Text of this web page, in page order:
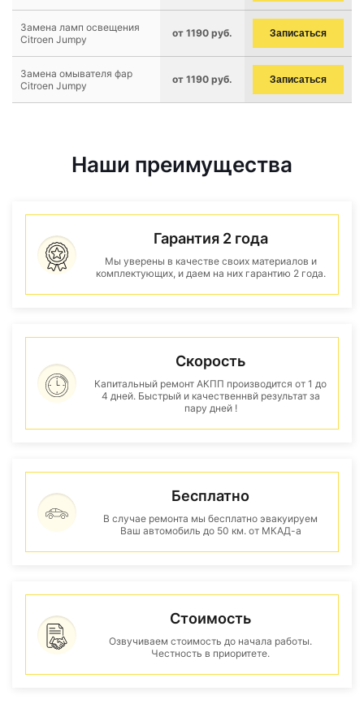
Замена ламп освещения
Citroen Jumpy
от 1190 руб. Записаться
Замена омывателя фар
Citroen Jumpy
от 1190 руб. Записаться
Наши преимущества
Гарантия 2 года
Мы уверены в качестве своих материалов и
комплектующих, и даем на них гарантию 2 года.
Скорость
Капитальный ремонт АКПП производится от 1 до
4 дней. Быстрый и качественнвй результат за
пару дней !
Бесплатно
В случае ремонта мы бесплатно эвакуируем
Ваш автомобиль до 50 км. от МКАД-а
Стоимость
Озвучиваем стоимость до начала работы.
Честность в приоритете.